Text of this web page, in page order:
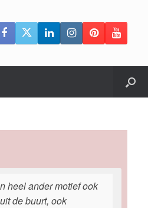
heel ander motief ook
de buurt, ook